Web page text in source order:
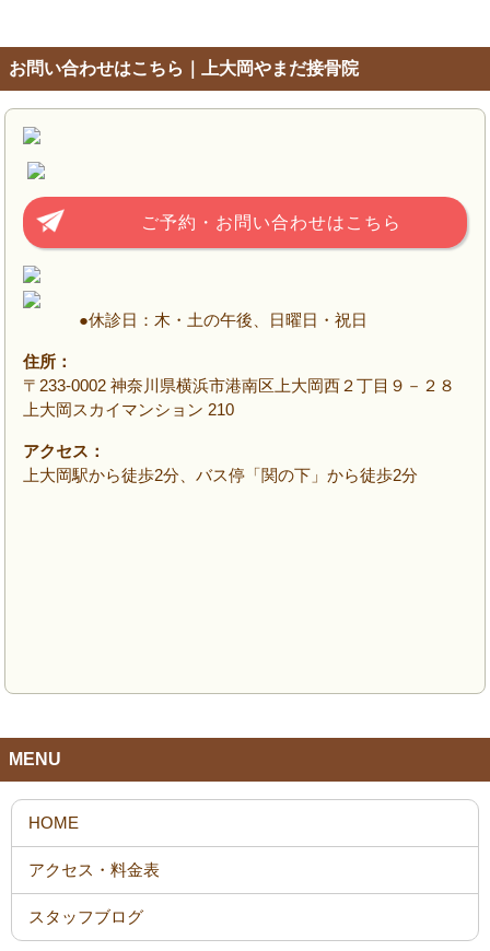
お問い合わせはこちら｜上大岡やまだ接骨院
ご予約・お問い合わせはこちら
●休診日：木・土の午後、日曜日・祝日
住所：
〒233-0002 神奈川県横浜市港南区上大岡西２丁目９－２８
上大岡スカイマンション 210
アクセス：
上大岡駅から徒歩2分、バス停「関の下」から徒歩2分
MENU
HOME
アクセス・料金表
スタッフブログ